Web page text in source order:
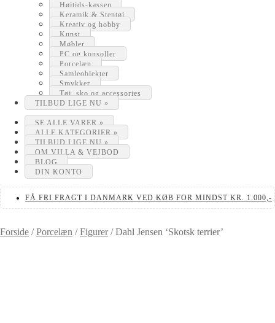
Højtids-kassen
Keramik & Stentøj
Kreativ og hobby
Kunst
Møbler
PC og konsoller
Porcelæn
Samleobjekter
Smykker
Tøj, sko og accessories
TILBUD LIGE NU »
SE ALLE VARER »
ALLE KATEGORIER »
TILBUD LIGE NU »
OM VILLA & VEJBOD
BLOG
DIN KONTO
FÅ FRI FRAGT I DANMARK VED KØB FOR MINDST KR. 1.000,-
Forside /Porcelæn /Figurer/Dahl Jensen ‘Skotsk terrier’